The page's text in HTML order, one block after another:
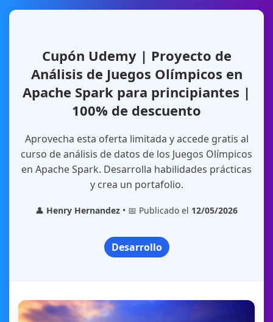
Cupón Udemy | Proyecto de
Análisis de Juegos Olímpicos en
Apache Spark para principiantes |
100% de descuento
Aprovecha esta oferta limitada y accede gratis al
curso de análisis de datos de los Juegos Olímpicos
en Apache Spark. Desarrolla habilidades prácticas
y crea un portafolio.
👤 Henry Hernandez • 📅 Publicado el 12/05/2026
Desarrollo